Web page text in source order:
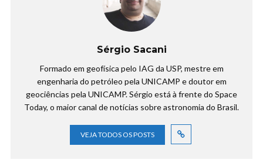
Sérgio Sacani
Formado em geofísica pelo IAG da USP, mestre em
engenharia do petróleo pela UNICAMP e doutor em
geociências pela UNICAMP. Sérgio está à frente do Space
Today, o maior canal de notícias sobre astronomia do Brasil.
VEJA TODOS OS POSTS